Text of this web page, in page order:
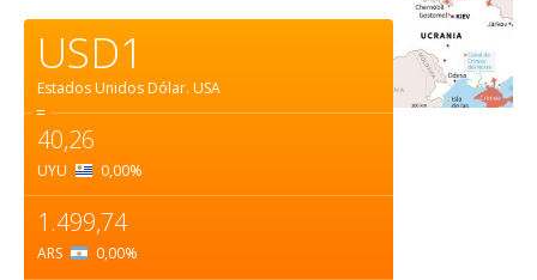
USD1
Estados Unidos Dólar. USA
=
40,26
UYU 0,00%
1.499,74
ARS 0,00%